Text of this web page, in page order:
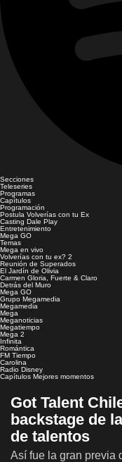
Secciones
Teleseries
Programas
Capítulos
Programación
Postula Volverías con tu Ex
Casting Dale Play
Entretenimiento
Mega GO
Temas
Mega en vivo
Volverías con tu ex? 2
Reunión de Superados
El Jardín de Olivia
Carmen Gloria, Fuerte & Claro
Detrás del Muro
Mega GO
Grupo Megamedia
Megamedia
Mega
Meganoticias
Megatiempo
Mega 2
Infinita
Romántica
FM Tiempo
Carolina
Radio Disney
Capítulos Mejores momentos
Got Talent
backstage de
de talentos
Así fue la gran previa